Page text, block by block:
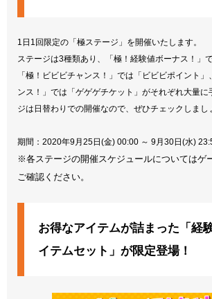
1日1回限定の「極ステージ」を開催いたします。
ステージは3種類あり、「極！経験値ボーナス！」
「極！ビビビチャンス！」では「ビビビポイント
ンス！」では「ゲゲゲチケット」がそれぞれ大量に
ジは日替わりでの開催なので、ぜひチェックしまし
期間：2020年9月25日(金) 00:00 ～ 9月30日(水)
※各ステージの開催スケジュールについてはゲ
ご確認ください。
お得なアイテムが詰まった「経
イテムセット」が限定登場！